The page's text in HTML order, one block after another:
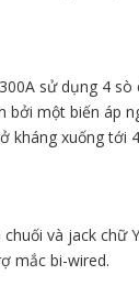
sử dụng 4 sò
bởi một biến áp
kháng xuống tới
và jack chữ
mắc bi-wired.